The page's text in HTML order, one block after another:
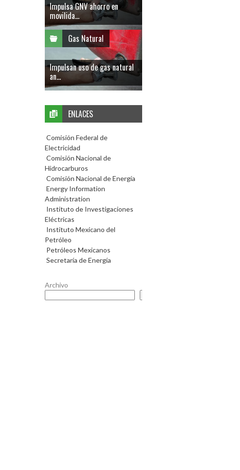
Impulsa GNV ahorro en
movilida...
Gas Natural
Impulsan uso de gas natural
an...
ENLACES
Comisión Federal de
Electricidad
Comisión Nacional de
Hidrocarburos
Comisión Nacional de Energía
Energy Information
Administration
Instituto de Investigaciones
Eléctricas
Instituto Mexicano del
Petróleo
Petróleos Mexicanos
Secretaría de Energía
Archivo